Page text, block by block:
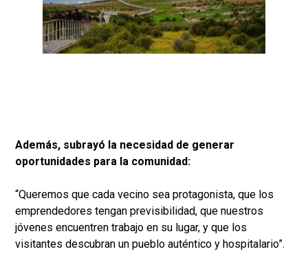
Además, subrayó la necesidad de generar
oportunidades para la comunidad:
“Queremos que cada vecino sea protagonista, que los
emprendedores tengan previsibilidad, que nuestros
jóvenes encuentren trabajo en su lugar, y que los
visitantes descubran un pueblo auténtico y hospitalario”.